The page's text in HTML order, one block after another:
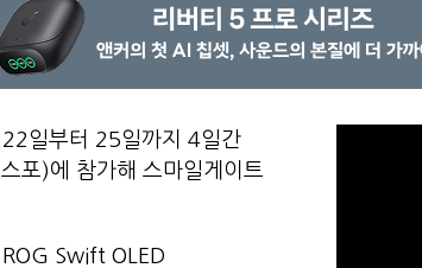
일부터 25일까지 4일간
포)에 참가해 스마일게이트
Swift OLED